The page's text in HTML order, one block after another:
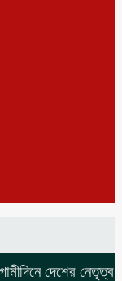
দেশের নেতৃত্ব